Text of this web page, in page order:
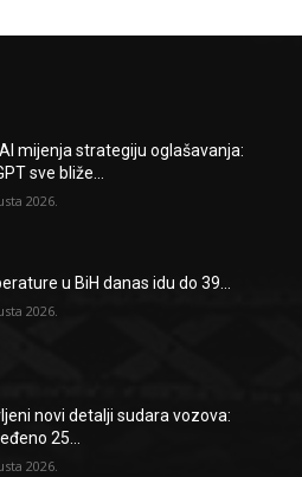
mijenja strategiju oglašavanja:
sve bliže...
2026.
u BiH danas idu do 39...
2026.
novi detalji sudara vozova:
25...
2026.